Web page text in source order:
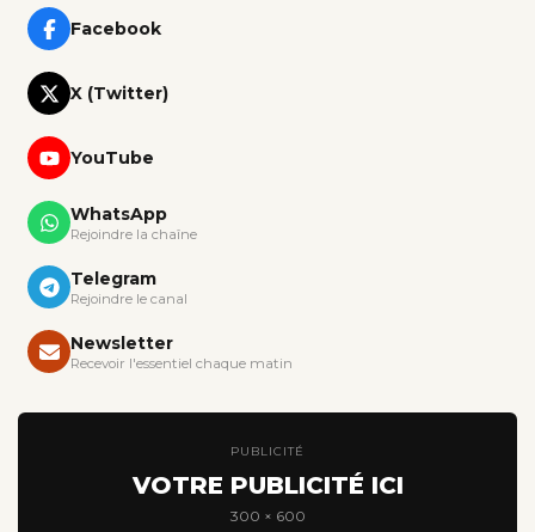
Facebook
X (Twitter)
YouTube
WhatsApp
Rejoindre la chaîne
Telegram
Rejoindre le canal
Newsletter
Recevoir l'essentiel chaque matin
PUBLICITÉ
VOTRE PUBLICITÉ ICI
300 × 600